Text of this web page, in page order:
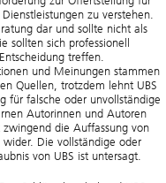
zu verstehen.
dar und sollte nicht als
sollten sich professionell
treffen.
und Meinungen stammen
Quellen, trotzdem lehnt UBS
für falsche oder unvollständige
Autorinnen und Autoren
die Auffassung von
Die vollständige oder
von UBS ist untersagt.